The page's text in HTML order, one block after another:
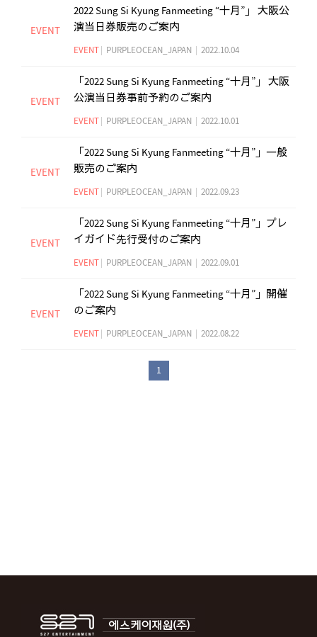
EVENT
2022 Sung Si Kyung Fanmeeting “十月”」 大阪公
演当日券販売のご案内
EVENT PURPLEOCEAN_JAPAN 2022.10.04
EVENT
「2022 Sung Si Kyung Fanmeeting “十月”」 大阪
公演当日券事前予約のご案内
EVENT PURPLEOCEAN_JAPAN 2022.10.01
EVENT
「2022 Sung Si Kyung Fanmeeting “十月”」一般
販売のご案内
EVENT PURPLEOCEAN_JAPAN 2022.09.23
EVENT
「2022 Sung Si Kyung Fanmeeting “十月”」プレ
イガイド先行受付のご案内
EVENT PURPLEOCEAN_JAPAN 2022.09.01
EVENT
「2022 Sung Si Kyung Fanmeeting “十月”」開催
のご案内
EVENT PURPLEOCEAN_JAPAN 2022.08.22
1